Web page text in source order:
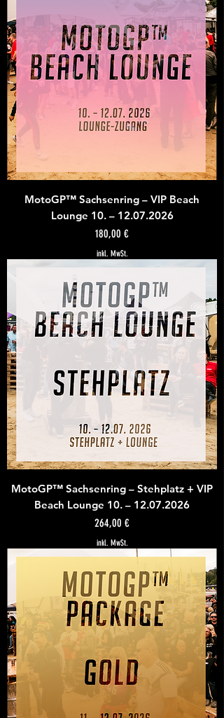
MotoGP™ Sachsenring – VIP Beach
Lounge 10. – 12.07.2026
Preis
180,00 €
inkl. MwSt.
MotoGP™ Sachsenring – Stehplatz + VIP
Beach Lounge 10. – 12.07.2026
Preis
264,00 €
inkl. MwSt.